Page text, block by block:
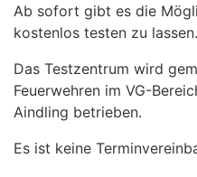
Ab sofort gibt es die
kostenlos testen zu lassen.
Das Testzentrum wird
Feuerwehren im VG-
Aindling betrieben.
Es ist keine